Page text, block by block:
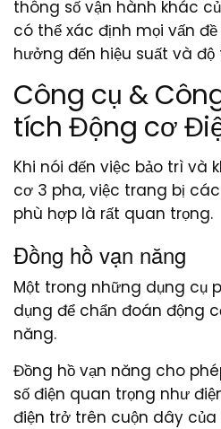
thông số vận hành khác
có thể xác định mọi vấn
hưởng đến hiệu suất và
Công cụ &
tích Động cơ
Khi nói đến việc bảo trì và
cơ 3 pha, việc trang bị
phù hợp là rất quan trọng.
Đồng hồ vạn năng
Một trong những dụng cụ
dụng để chẩn đoán động
năng.
Đồng hồ vạn năng cho
số điện quan trọng như
điện trở trên cuộn dây của